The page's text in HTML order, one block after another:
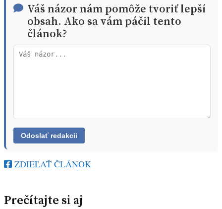
Váš názor nám pomôže tvoriť lepší
obsah. Ako sa vám páčil tento
článok?
ZDIEĽAŤ ČLÁNOK
Prečítajte si aj